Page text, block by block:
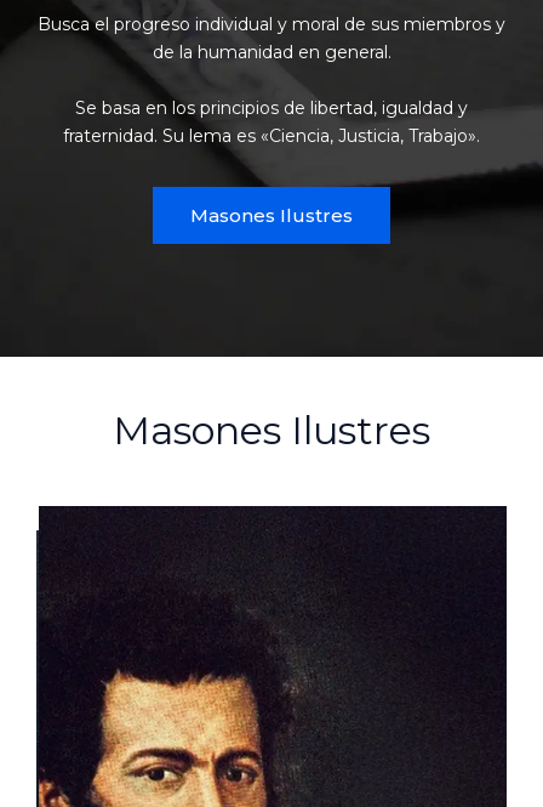
Busca el progreso individual y moral de sus miembros y
de la humanidad en general.
Se basa en los principios de libertad, igualdad y
fraternidad. Su lema es «Ciencia, Justicia, Trabajo».
Masones Ilustres
Masones Ilustres